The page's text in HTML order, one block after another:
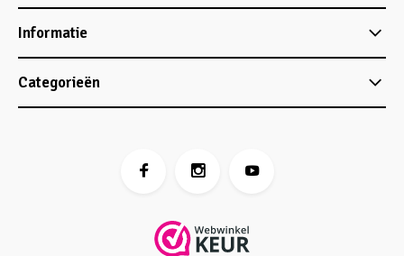
Informatie
Categorieën